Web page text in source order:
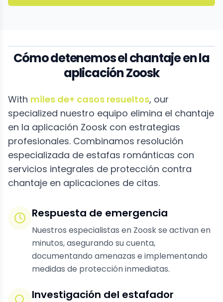
Cómo detenemos el chantaje en la
aplicación Zoosk
With miles de+ casos resueltos, our
specialized nuestro equipo elimina el chantaje
en la aplicación Zoosk con estrategias
profesionales. Combinamos resolución
especializada de estafas románticas con
servicios integrales de protección contra
chantaje en aplicaciones de citas.
Respuesta de emergencia
Nuestros especialistas en Zoosk se activan en
minutos, asegurando su cuenta,
documentando amenazas e implementando
medidas de protección inmediatas.
Investigación del estafador